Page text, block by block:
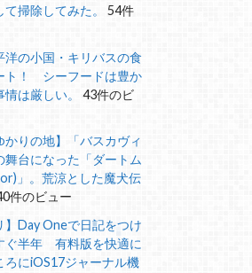
掃除してみた。
54件
洋の小国・キリバスの食
ト！ シーフードは豊か
は厳しい。
43件のビ
かりの地】「バスカヴィ
舞台になった「ダートム
」。荒涼とした魔犬伝
件のビュー
】Day Oneで日記をつけ
ぐ半年 有料版を快適に
ろにiOS17ジャーナル機